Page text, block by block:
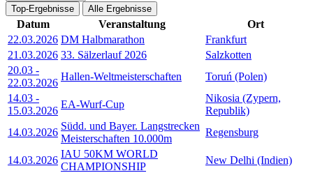
Top-Ergebnisse
Alle Ergebnisse
Datum Veranstaltung
Ort
22.03.2026 DM Halbmarathon
Frankfurt
21.03.2026 33. Sälzerlauf 2026
Salzkotten
20.03 -
22.03.2026
Hallen-Weltmeisterschaften
Toruń (Polen)
14.03 -
15.03.2026
EA-Wurf-Cup
Nikosia (Zypern,
Republik)
14.03.2026
Südd. und Bayer. Langstrecken
Meisterschaften 10.000m
Regensburg
14.03.2026
IAU 50KM WORLD
CHAMPIONSHIP
New Delhi (Indien)